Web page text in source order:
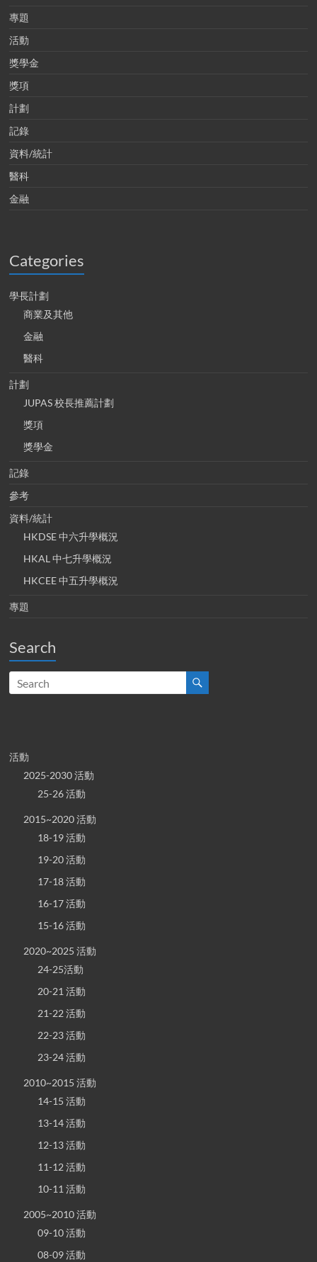
專題
活動
獎學金
獎項
計劃
記錄
資料/統計
醫科
金融
Categories
學長計劃
商業及其他
金融
醫科
計劃
JUPAS 校長推薦計劃
獎項
獎學金
記錄
參考
資料/統計
HKDSE 中六升學概況
HKAL 中七升學概況
HKCEE 中五升學概況
專題
Search
活動
2025-2030 活動
25-26 活動
2015~2020 活動
18-19 活動
19-20 活動
17-18 活動
16-17 活動
15-16 活動
2020~2025 活動
24-25活動
20-21 活動
21-22 活動
22-23 活動
23-24 活動
2010~2015 活動
14-15 活動
13-14 活動
12-13 活動
11-12 活動
10-11 活動
2005~2010 活動
09-10 活動
08-09 活動